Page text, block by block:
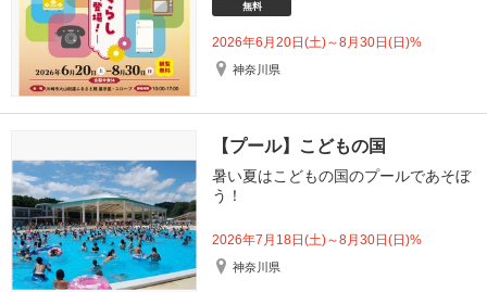
無料
2026年6月20日(土)～8月30日(日)%
神奈川県
【プール】こどもの国
暑い夏はこどもの国のプールであそぼ
う！
2026年7月18日(土)～8月30日(日)%
神奈川県